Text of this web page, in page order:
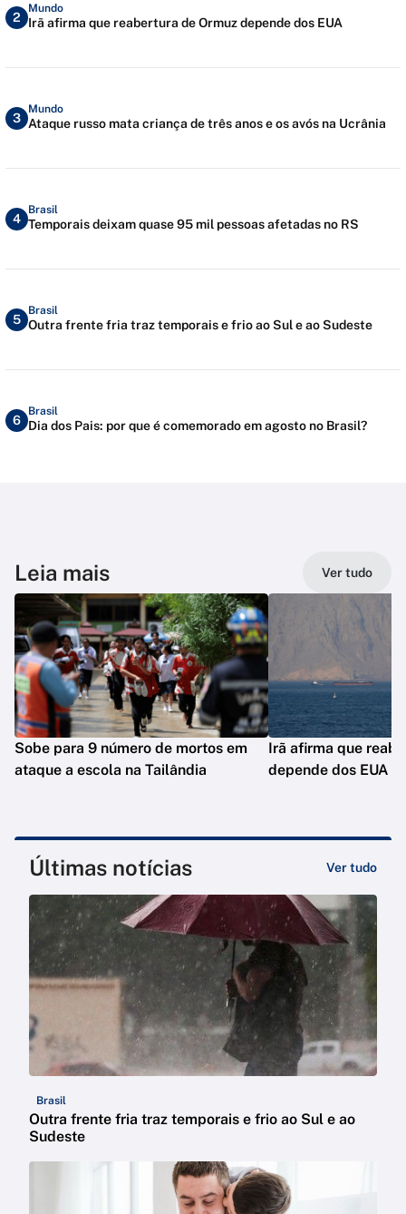
2
Mundo
Irã afirma que reabertura de Ormuz depende dos EUA
3
Mundo
Ataque russo mata criança de três anos e os avós na Ucrânia
4
Brasil
Temporais deixam quase 95 mil pessoas afetadas no RS
5
Brasil
Outra frente fria traz temporais e frio ao Sul e ao Sudeste
6
Brasil
Dia dos Pais: por que é comemorado em agosto no Brasil?
Leia mais Ver tudo
Sobe para 9 número de mortos em
ataque a escola na Tailândia
Irã afirma que
depende dos EUA
Últimas notícias Ver tudo
Brasil
Outra frente fria traz temporais e frio ao Sul e ao
Sudeste